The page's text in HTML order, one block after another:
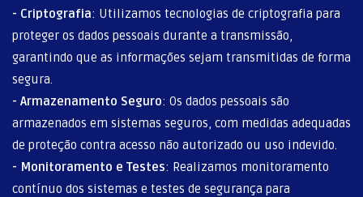
- Criptografia: Utilizamos tecnologias de criptografia para
proteger os dados pessoais durante a transmissão,
garantindo que as informações sejam transmitidas de forma
segura.
- Armazenamento Seguro: Os dados pessoais são
armazenados em sistemas seguros, com medidas adequadas
de proteção contra acesso não autorizado ou uso indevido.
- Monitoramento e Testes: Realizamos monitoramento
contínuo dos sistemas e testes de segurança para